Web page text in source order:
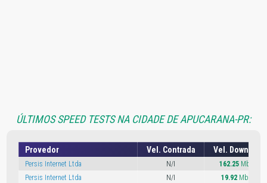
ÚLTIMOS SPEED TESTS NA CIDADE DE APUCARANA-PR:
Provedor Vel. Contrada Vel. Download
Persis Internet Ltda N/I 162.25 Mbps
Persis Internet Ltda
N/I 19.92 Mbps